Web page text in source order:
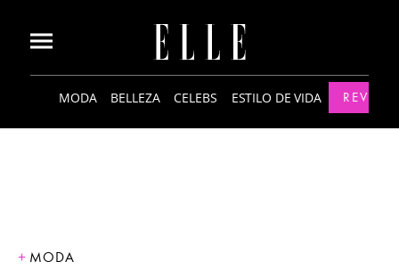
MODA BELLEZA CELEBS ESTILO DE VIDA
MODA